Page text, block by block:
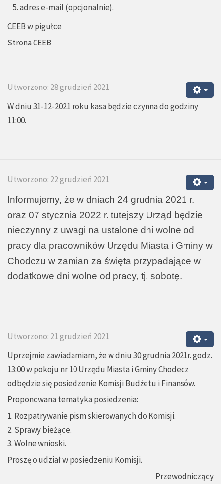
adres e-mail (opcjonalnie).
CEEB w pigułce
Strona CEEB
Utworzono: 28 grudzień 2021
W dniu 31-12-2021 roku kasa będzie czynna do godziny
11:00.
Utworzono: 22 grudzień 2021
Informujemy, że w dniach 24 grudnia 2021 r.
oraz 07 stycznia 2022 r. tutejszy Urząd będzie
nieczynny z uwagi na ustalone dni wolne od
pracy dla pracowników Urzędu Miasta i Gminy w
Chodczu w zamian za święta przypadające w
dodatkowe dni wolne od pracy, tj. sobotę.
Utworzono: 21 grudzień 2021
Uprzejmie zawiadamiam, że w dniu 30 grudnia 2021r. godz.
13:00 w pokoju nr 10 Urzędu Miasta i Gminy Chodecz
odbędzie się posiedzenie Komisji Budżetu i Finansów.
Proponowana tematyka posiedzenia:
1. Rozpatrywanie pism skierowanych do Komisji.
2. Sprawy bieżące.
3. Wolne wnioski.
Proszę o udział w posiedzeniu Komisji.
Przewodniczący